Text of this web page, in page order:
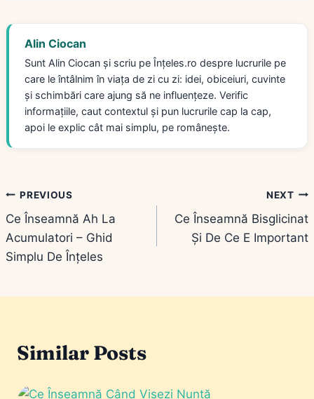
Alin Ciocan
Sunt Alin Ciocan și scriu pe Înțeles.ro despre lucrurile pe
care le întâlnim în viața de zi cu zi: idei, obiceiuri, cuvinte
și schimbări care ajung să ne influențeze. Verific
informațiile, caut contextul și pun lucrurile cap la cap,
apoi le explic cât mai simplu, pe românește.
Navigare
în
articole
PREVIOUS
Ce Înseamnă Ah La
Acumulatori – Ghid
Simplu De Înțeles
NEXT
Ce Înseamnă Bisglicinat
Și De Ce E Important
Similar Posts